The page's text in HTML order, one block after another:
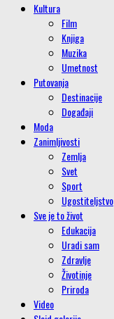
Kultura
Film
Knjiga
Muzika
Umetnost
Putovanja
Destinacije
Događaji
Moda
Zanimljivosti
Zemlja
Svet
Sport
Ugostiteljstvo
Sve je to život
Edukacija
Uradi sam
Zdravlje
Životinje
Priroda
Video